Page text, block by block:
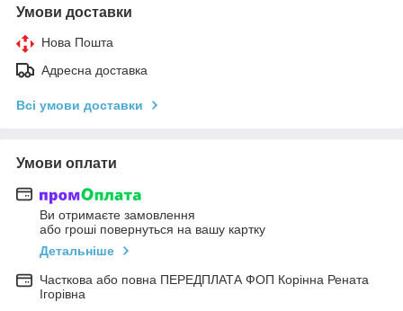
Умови доставки
Нова Пошта
Адресна доставка
Всі умови доставки
Умови оплати
Ви отримаєте замовлення
або гроші повернуться на вашу картку
Детальніше
Часткова або повна ПЕРЕДПЛАТА ФОП Корінна Рената
Ігорівна